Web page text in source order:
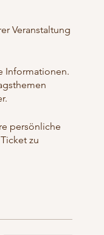
Veranstaltung
Informationen.
persönliche
zu